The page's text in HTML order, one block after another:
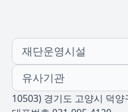
10503) 경기도 고양시 덕
재단운영시설
유사기관